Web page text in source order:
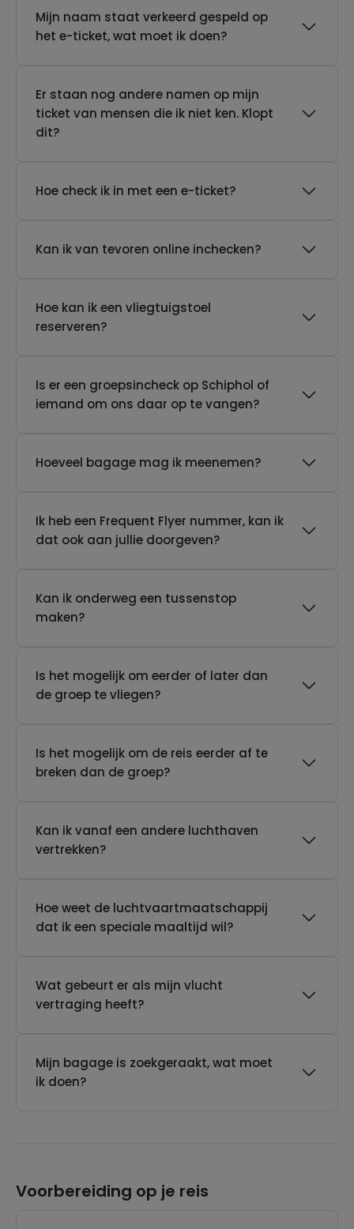
Mijn naam staat verkeerd gespeld op
het e-ticket, wat moet ik doen?
Er staan nog andere namen op mijn
ticket van mensen die ik niet ken. Klopt
dit?
Hoe check ik in met een e-ticket?
Kan ik van tevoren online inchecken?
Hoe kan ik een vliegtuigstoel
reserveren?
Is er een groepsincheck op Schiphol of
iemand om ons daar op te vangen?
Hoeveel bagage mag ik meenemen?
Ik heb een Frequent Flyer nummer, kan ik
dat ook aan jullie doorgeven?
Kan ik onderweg een tussenstop
maken?
Is het mogelijk om eerder of later dan
de groep te vliegen?
Is het mogelijk om de reis eerder af te
breken dan de groep?
Kan ik vanaf een andere luchthaven
vertrekken?
Hoe weet de luchtvaartmaatschappij
dat ik een speciale maaltijd wil?
Wat gebeurt er als mijn vlucht
vertraging heeft?
Mijn bagage is zoekgeraakt, wat moet
ik doen?
Voorbereiding op je reis